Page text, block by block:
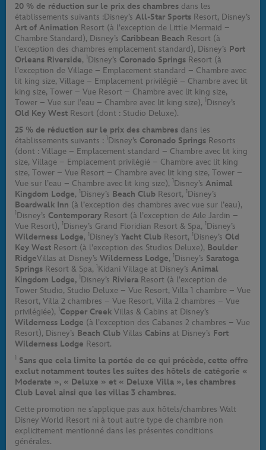
20 % de réduction sur le prix des chambres dans les
établissements suivants :Disney’s All-Star Sports Resort, Disney’s
Art of Animation Resort (à l’exception de Little Mermaid –
Chambre Standard), Disney’s Caribbean Beach Resort (à
l’exception des chambres emplacement standard), Disney’s Port
Orleans Riverside, 1Disney’s Coronado Springs Resort (à
l’exception de Village – Emplacement standard – Chambre avec
lit king size, Village – Emplacement privilégié – Chambre avec lit
king size, Tower – Vue Resort – Chambre avec lit king size,
Tower – Vue sur l’eau – Chambre avec lit king size), 1Disney’s
Old Key West Resort (dont : Studio Deluxe).
25 % de réduction sur le prix des chambres dans les
établissements suivants : 1Disney’s Coronado Springs Resorts
(dont : Village – Emplacement standard – Chambre avec lit king
size, Village – Emplacement privilégié – Chambre avec lit king
size, Tower – Vue Resort – Chambre avec lit king size, Tower –
Vue sur l’eau – Chambre avec lit king size), 1Disney’s Animal
Kingdom Lodge, 1Disney’s Beach Club Resort, 1Disney’s
Boardwalk Inn (à l’exception des chambres avec vue sur l’eau),
1Disney’s Contemporary Resort (à l’exception de Aile Jardin –
Vue Resort), 1Disney’s Grand Floridian Resort & Spa, 1Disney’s
Wilderness Lodge, 1Disney’s Yacht Club Resort, 1Disney’s Old
Key West Resort (à l’exception des Studios Deluxe), Boulder
RidgeVillas at Disney’s Wilderness Lodge, 1Disney’s Saratoga
Springs Resort & Spa, 1Kidani Village at Disney’s Animal
Kingdom Lodge, 1Disney’s Riviera Resort (à l’exception de
Tower Studio, Studio Deluxe – Vue Resort, Villa 1 chambre – Vue
Resort, Villa 2 chambres – Vue Resort, Villa 2 chambres – Vue
privilégiée), 1Copper Creek Villas & Cabins at Disney’s
Wilderness Lodge (à l’exception des Cabanes 2 chambres – Vue
Resort), Disney’s Beach Club Villas Cabins at Disney’s Fort
Wilderness Lodge Resort.
1 Sans que cela limite la portée de ce qui précède, cette offre
exclut notamment toutes les suites des hôtels de catégorie «
Moderate », « Deluxe » et « Deluxe Villa », les chambres
Club Level ainsi que les villas 3 chambres.
Cette promotion ne s’applique pas aux hôtels/chambres Walt
Disney World Resort ni à tout autre type de chambre non
explicitement mentionné dans les présentes conditions
générales.